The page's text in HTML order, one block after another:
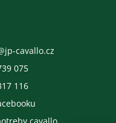
jp-cavallo.cz
075
116